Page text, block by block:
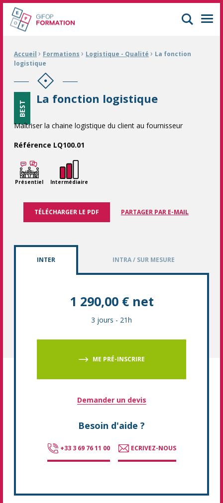
GIFOP Formation Centre de formation continue à Mulhouse
Fil d'Ariane :
Accueil › Formations › Logistique - Qualité › La fonction
logistique
La fonction logistique
BEST
Maîtriser la chaine logistique du client au fournisseur
Référence LQ100.01
Présentiel Intermédiaire
TÉLÉCHARGER LE PDF PARTAGER PAR E-MAIL
INTER INTRA / SUR MESURE
1 290,00 € net
3 jours - 21h
ME PRÉ-INSCRIRE
Demander un devis
Besoin d'aide ?
+33 3 69 76 11 00 ECRIVEZ-NOUS